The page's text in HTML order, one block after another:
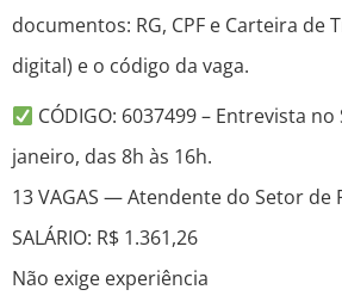
documentos: RG, CPF e Carteira de
digital) e o código da vaga.
CÓDIGO: 6037499 – Entrevista
janeiro, das 8h às 16h.
13 VAGAS — Atendente do Setor de
SALÁRIO: R$ 1.361,26
Não exige experiência